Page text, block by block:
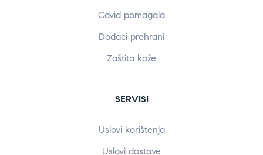
Covid pomagala
Dodaci prehrani
Zaštita kože
SERVISI
Uslovi korištenja
Uslovi dostave